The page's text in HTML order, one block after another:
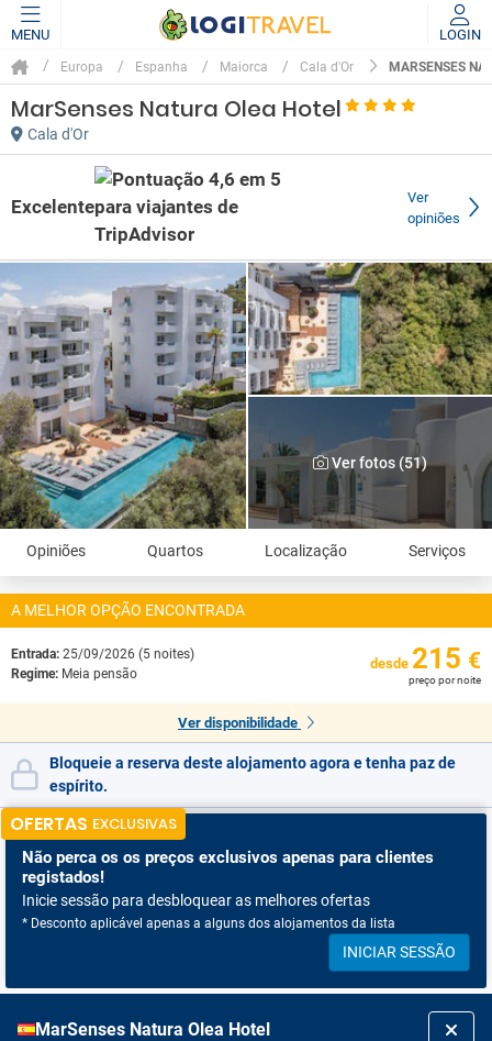
MENU LOGIN
Europa Espanha Maiorca Cala d'Or MARSENSES
MarSenses Natura Olea Hotel
Cala d'Or
Excelente
Ver
opiniões
Ver fotos (51)
Opiniões Quartos Localização Serviços
A MELHOR OPÇÃO ENCONTRADA
Entrada: 25/09/2026 (5 noites)
Regime: Meia pensão
desde 215 €
preço por noite
Ver disponibilidade
Bloqueie a reserva deste alojamento agora e tenha paz de
espírito.
OFERTAS EXCLUSIVAS
Não perca os os preços exclusivos apenas para clientes
registados!
Inicie sessão para desbloquear as melhores ofertas
* Desconto aplicável apenas a alguns dos alojamentos da lista
INICIAR SESSÃO
MarSenses Natura Olea Hotel